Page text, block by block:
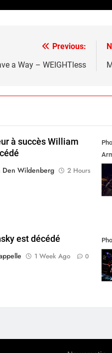
Previous:
a Way – WEIGHTless
à succès William
Den Wildenberg
2 Hours
est décédé
1 Week Ago 0